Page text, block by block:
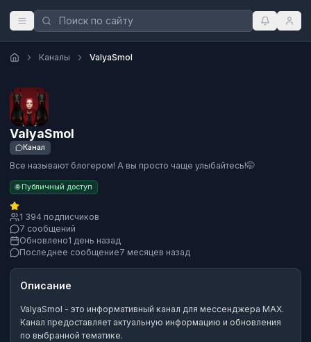
Каналы ValyaSmol
ValyaSmol
Канал
Все называют блогером! А вы просто чаще улыбайтесь!🤭
🌐 Публичный доступ
1 394 подписчиков
7 сообщений
Обновлено1 день назад
Последнее сообщение7 месяцев назад
Описание
ValyaSmol - это информативный канал для мессенджера MAX.
Канал предоставляет актуальную информацию и обновления
по выбранной тематике.